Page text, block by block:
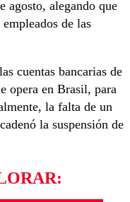
agosto, alegando que
de las
cuentas bancarias de
opera en Brasil, para
la falta de un
la suspensión de